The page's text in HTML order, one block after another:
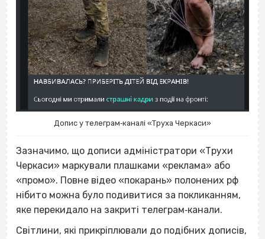
Допис у телеграм‐каналі «Труха Черкаси»
Зазначимо, що дописи адміністратори «Трухи
Черкаси» маркували плашками «реклама» або
«промо». Повне відео «покарань» полонених рф
нібито можна було подивитися за покликанням,
яке перекидало на закриті телеграм‐канали.
Світлини, які прикріплювали до подібних дописів,